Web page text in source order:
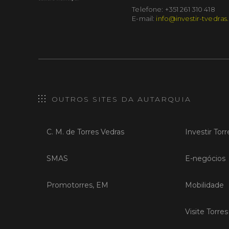
Telefone: +351 261 310 418
E-mail: info@investir-
OUTROS SITES DA AUTARQUIA
C. M. de Torres Vedras
SMAS
Promotorres, EM
Investir
E-negócios
Mobilidade
Visite